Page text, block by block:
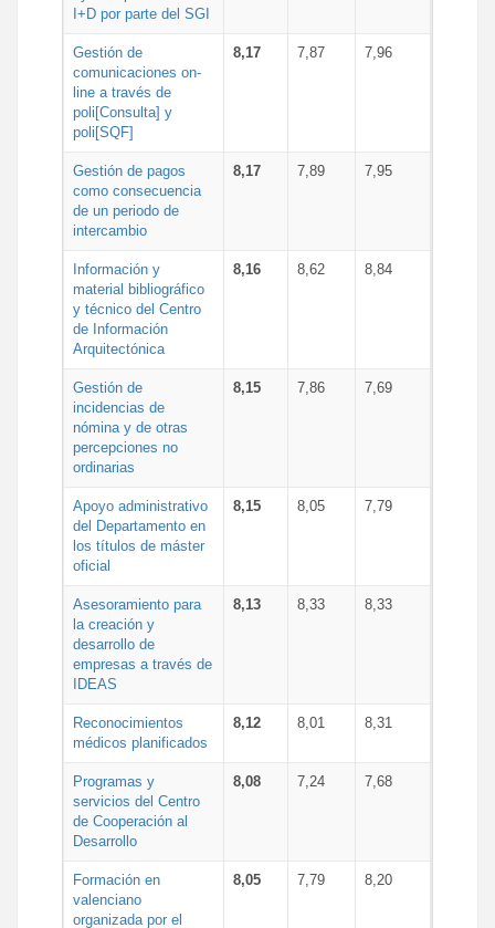
I+D por parte del SGI
Gestión de
comunicaciones on-
line a través de
poli[Consulta] y
poli[SQF]
8,17 7,87 7,96
Gestión de pagos
como consecuencia
de un periodo de
intercambio
8,17 7,89 7,95
Información y
material bibliográfico
y técnico del Centro
de Información
Arquitectónica
8,16 8,62 8,84
Gestión de
incidencias de
nómina y de otras
percepciones no
ordinarias
8,15 7,86 7,69
Apoyo administrativo
del Departamento en
los títulos de máster
oficial
8,15 8,05 7,79
Asesoramiento para
la creación y
desarrollo de
empresas a través de
IDEAS
8,13 8,33 8,33
Reconocimientos
médicos planificados
8,12 8,01 8,31
Programas y
servicios del Centro
de Cooperación al
Desarrollo
8,08 7,24 7,68
Formación en
valenciano
organizada por el
8,05 7,79 8,20